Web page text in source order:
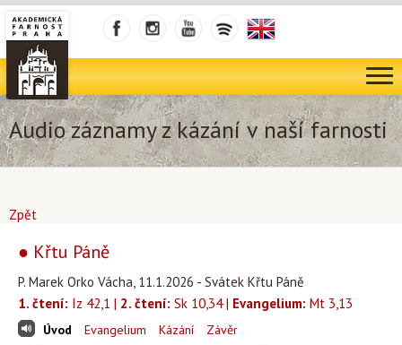
Audio záznamy z kázání v naší farnosti
Zpět
● Křtu Páně
P. Marek Orko Vácha, 11.1.2026 - Svátek Křtu Páně
1. čtení: Iz 42,1 | 2. čtení: Sk 10,34 | Evangelium: Mt 3,13
Úvod Evangelium Kázání Závěr